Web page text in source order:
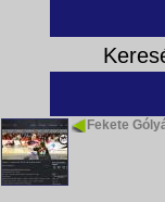
Fekete